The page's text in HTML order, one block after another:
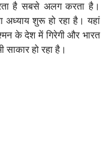
है सबसे अलग करता है।
अध्याय शुरू हो रहा है। यहां
के देश में गिरेगी और भारत
साकार हो रहा है।